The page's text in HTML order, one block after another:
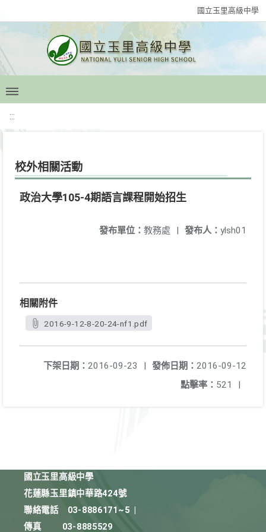
國立玉里高級中學
:::
校外相關活動
政治大學105-4期語言課程開始招生
發布人： ylsh01
發布單位： 教務處 |
相關附件
2016-9-12-8-20-24-nf1.pdf
發佈日期： 2016-09-12
下架日期： 2016-09-23
|
點擊率： 521 |
國立玉里高級中學
花蓮縣玉里鎮中華路424號
聯絡電話
03-8886171~5
傳真
03-8885529